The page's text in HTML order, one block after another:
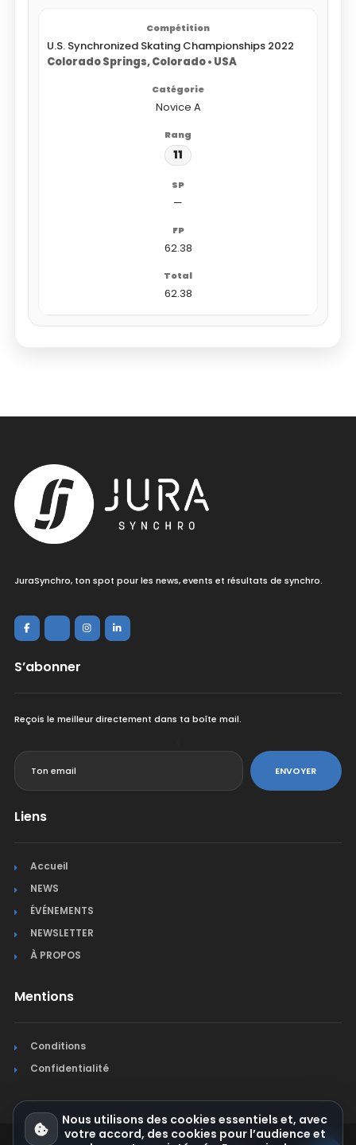
U.S. Synchronized Skating Championships 2022
Colorado Springs, Colorado • USA
Novice A
11
—
62.38
62.38
JuraSynchro, ton spot pour les news, events et résultats de synchro.
S’abonner
Reçois le meilleur directement dans ta boîte mail.
ENVOYER
Liens
Accueil
NEWS
ÉVÉNEMENTS
NEWSLETTER
À PROPOS
Mentions
Conditions
Confidentialité
Nous utilisons des cookies essentiels et, avec
votre accord, des cookies pour l’audience et